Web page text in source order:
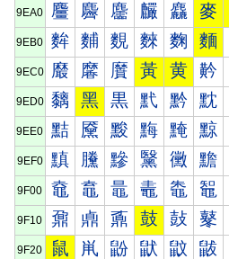
9EA0 麠 麡 麢 麣 麤 麥
9EB0 麰 麱 麲 麳 麴 麵
9EC0 黀 黁 黂 黃 黄 黅
9ED0 黐 黑 黒 黓 黔 黕
9EE0 黠 黡 黢 黣 黤 黥
9EF0 黰 黱 黲 黳 黴 黵
9F00 鼀 鼁 鼂 鼃 鼄 鼅
9F10 鼐 鼑 鼒 鼓 鼔 鼕
9F20 鼠 鼡 鼢 鼣 鼤 鼥